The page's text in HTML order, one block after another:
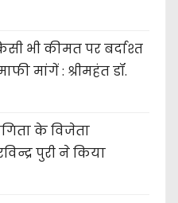
भी कीमत पर बर्दाश्त
मांगें : श्रीमहंत डॉ.
के विजेता
पुरी ने किया